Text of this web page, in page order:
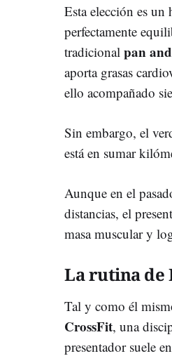
Esta elección es un
perfectamente
tradicional pan
aporta grasas
ello acompañado
Sin embargo, el
está en sumar
Aunque en el
distancias, el
masa muscular y
La rutina de
Tal y como él
CrossFit, una
presentador suele